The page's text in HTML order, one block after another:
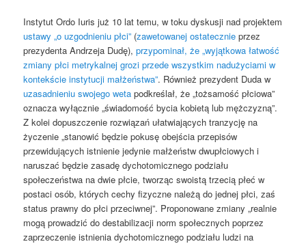
Instytut Ordo Iuris już 10 lat temu, w toku dyskusji nad projektem
ustawy „o uzgodnieniu płci” (zawetowanej ostatecznie przez
prezydenta Andrzeja Dudę),przypominał, że „wyjątkowa łatwość
zmiany płci metrykalnej grozi przede wszystkim nadużyciami w
kontekście instytucji małżeństwa”. Również prezydent Duda w
uzasadnieniu swojego weta podkreślał, że „tożsamość płciowa”
oznacza wyłącznie „świadomość bycia kobietą lub mężczyzną”.
Z kolei dopuszczenie rozwiązań ułatwiających tranzycję na
życzenie „stanowić będzie pokusę obejścia przepisów
przewidujących istnienie jedynie małżeństw dwupłciowych i
naruszać będzie zasadę dychotomicznego podziału
społeczeństwa na dwie płcie, tworząc swoistą trzecią płeć w
postaci osób, których cechy fizyczne należą do jednej płci, zaś
status prawny do płci przeciwnej”. Proponowane zmiany „realnie
mogą prowadzić do destabilizacji norm społecznych poprzez
zaprzeczenie istnienia dychotomicznego podziału ludzi na